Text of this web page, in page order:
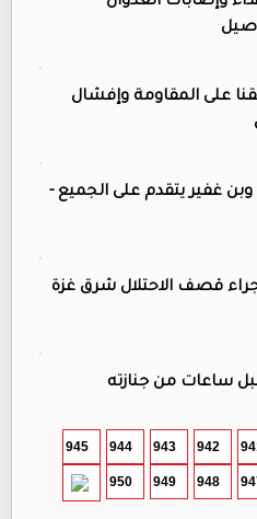
على المقاومة وإفشال
وبن غفير يتقدم على الجميع -
قصف الاحتلال شرق غزة
قبل ساعات من جنازته
942
943
944
945
948
949
950